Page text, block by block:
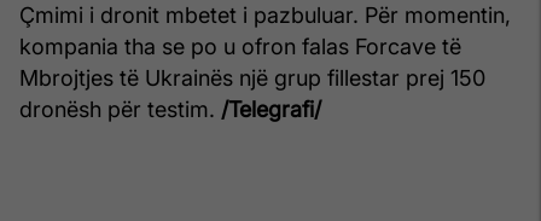
Çmimi i dronit mbetet i pazbuluar. Për momentin,
kompania tha se po u ofron falas Forcave të
Mbrojtjes të Ukrainës një grup fillestar prej 150
dronësh për testim. /Telegrafi/